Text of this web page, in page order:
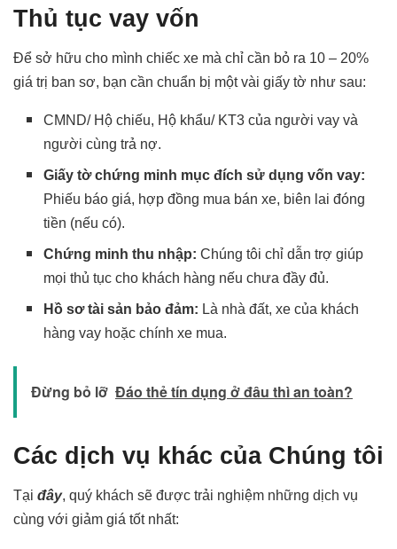
Thủ tục vay vốn
Để sở hữu cho mình chiếc xe mà chỉ cần bỏ ra 10 – 20%
giá trị ban sơ, bạn cần chuẩn bị một vài giấy tờ như sau:
CMND/ Hộ chiếu, Hộ khẩu/ KT3 của người vay và
người cùng trả nợ.
Giấy tờ chứng minh mục đích sử dụng vốn vay:
Phiếu báo giá, hợp đồng mua bán xe, biên lai đóng
tiền (nếu có).
Chứng minh thu nhập: Chúng tôi chỉ dẫn trợ giúp
mọi thủ tục cho khách hàng nếu chưa đầy đủ.
Hồ sơ tài sản bảo đảm: Là nhà đất, xe của khách
hàng vay hoặc chính xe mua.
Đừng bỏ lỡ Đáo thẻ tín dụng ở đâu thì an toàn?
Các dịch vụ khác của Chúng tôi
Tại đây, quý khách sẽ được trải nghiệm những dịch vụ
cùng với giảm giá tốt nhất: